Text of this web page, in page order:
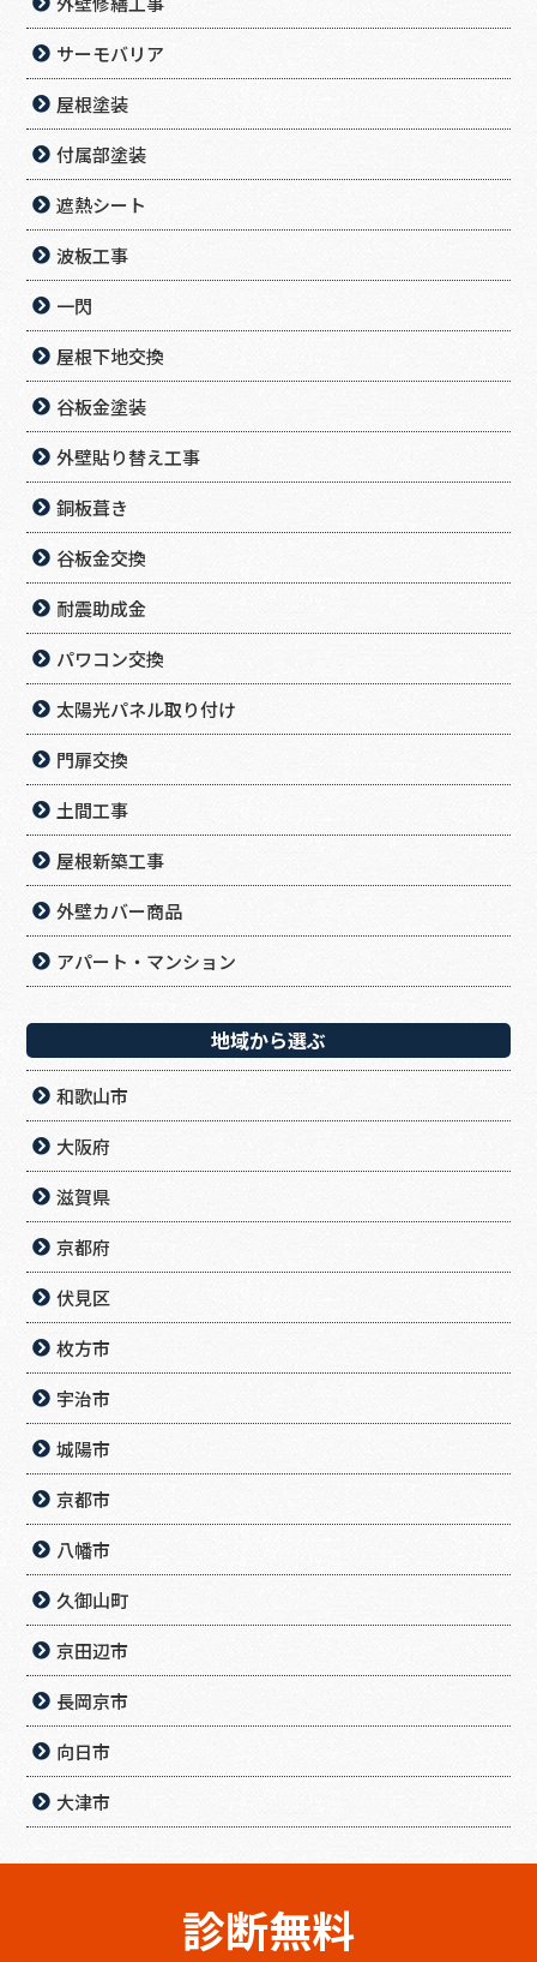
サーモバリア
屋根塗装
付属部塗装
遮熱シート
波板工事
一閃
屋根下地交換
谷板金塗装
外壁貼り替え工事
銅板葺き
谷板金交換
耐震助成金
パワコン交換
太陽光パネル取り付け
門扉交換
土間工事
屋根新築工事
外壁カバー商品
アパート・マンション
地域から選ぶ
和歌山市
大阪府
滋賀県
京都府
伏見区
枚方市
宇治市
城陽市
京都市
八幡市
久御山町
京田辺市
長岡京市
向日市
大津市
診断無料